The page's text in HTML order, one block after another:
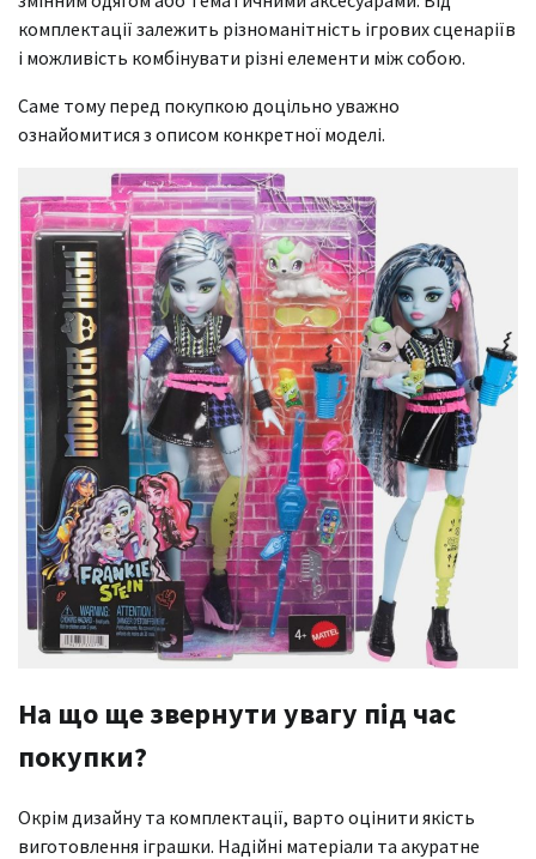
комплектації залежить різноманітність ігрових сценаріїв
і можливість комбінувати різні елементи між собою.
Саме тому перед покупкою доцільно уважно
ознайомитися з описом конкретної моделі.
На що ще звернути увагу під час
покупки?
Окрім дизайну та комплектації, варто оцінити якість
виготовлення іграшки. Надійні матеріали та акуратне